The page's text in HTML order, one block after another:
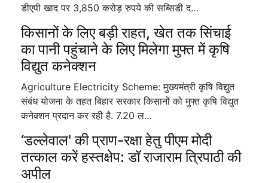
डीएपी खाद पर 3,850 करोड़ रुपये की सब्सिडी द…
किसानों के लिए बड़ी राहत, खेत तक सिंचाई
का पानी पहुंचाने के लिए मिलेगा मुफ्त में कृषि
विद्युत कनेक्शन
Agriculture Electricity Scheme: मुख्यमंत्री कृषि विद्युत
संबंध योजना के तहत बिहार सरकार किसानों को मुफ्त कृषि विद्युत
कनेक्शन प्रदान कर रही है. 7.20 ल…
‘डल्लेवाल' की प्राण-रक्षा हेतु पीएम मोदी
तत्काल करें हस्तक्षेप: डॉ राजाराम त्रिपाठी की
अपील